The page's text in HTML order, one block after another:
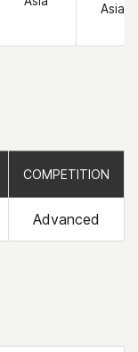
Asia
COMPETITION
Advanced
COMPETITION